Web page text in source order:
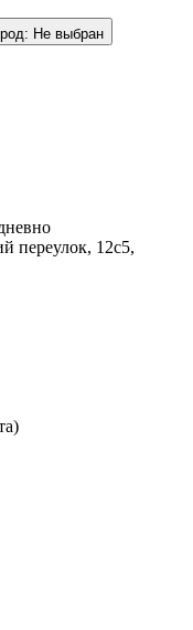
Не выбран
переулок, 12с5,